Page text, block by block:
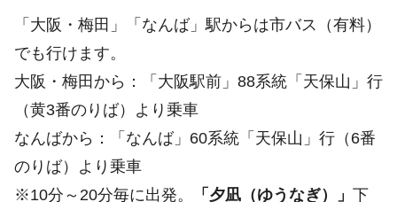
「大阪・梅田」「なんば」駅からは市バス（有料）
でも行けます。
大阪・梅田から：「大阪駅前」88系統「天保山」行
（黄3番のりば）より乗車
なんばから：「なんば」60系統「天保山」行（6番
のりば）より乗車
※10分～20分毎に出発。
「夕凪（ゆうなぎ）」 下